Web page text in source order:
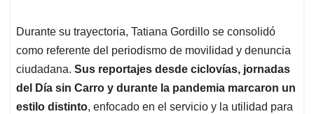
Durante su trayectoria, Tatiana Gordillo se consolidó
como referente del periodismo de movilidad y denuncia
ciudadana. Sus reportajes desde ciclovías, jornadas
del Día sin Carro y durante la pandemia marcaron un
estilo distinto, enfocado en el servicio y la utilidad para